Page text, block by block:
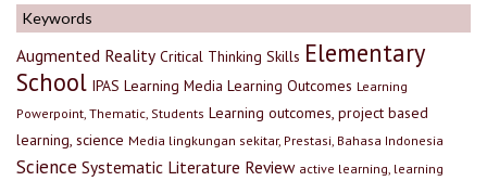
Keywords
Augmented Reality Critical Thinking Skills Elementary
School IPAS Learning Media Learning Outcomes Learning
Powerpoint, Thematic, Students Learning outcomes, project based
learning, science Media lingkungan sekitar, Prestasi, Bahasa Indonesia
Science Systematic Literature Review active learning, learning